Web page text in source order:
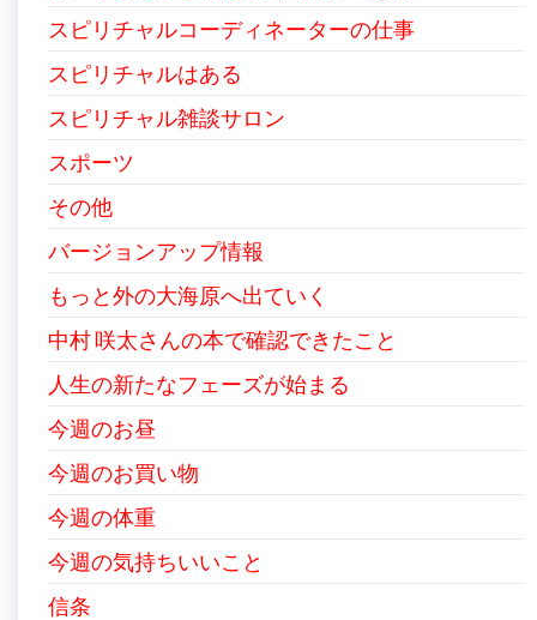
スピリチャルコーディネーターの仕事
スピリチャルはある
スピリチャル雑談サロン
スポーツ
その他
バージョンアップ情報
もっと外の大海原へ出ていく
中村 咲太さんの本で確認できたこと
人生の新たなフェーズが始まる
今週のお昼
今週のお買い物
今週の体重
今週の気持ちいいこと
信条